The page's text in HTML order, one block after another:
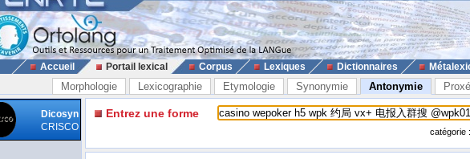
Accueil Portail lexical Corpus Lexiques Dictionnaires
Morphologie Lexicographie Etymologie Synonymie Antonymie
Dicosyn
CRISCO
Entrez une forme
catégorie :